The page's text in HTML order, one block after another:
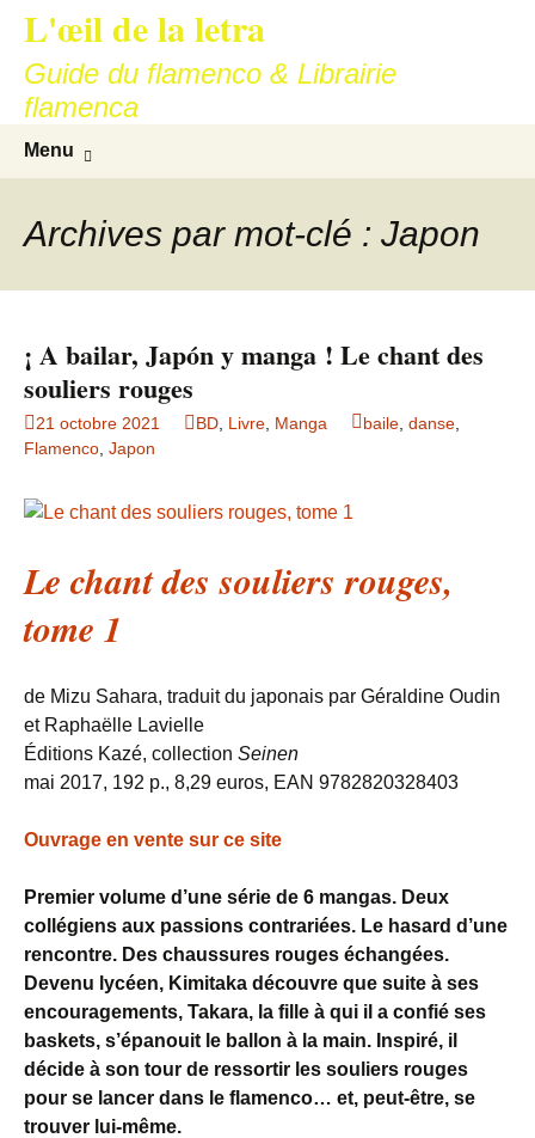
contenu
L'œil de la letra
Guide du flamenco & Librairie
flamenca
Menu
Archives par mot-clé : Japon
¡ A bailar, Japón y manga ! Le chant des
souliers rouges
21 octobre 2021 BD Livre Manga baile danse
Flamenco Japon
Le chant des souliers rouges,
tome 1
de Mizu Sahara, traduit du japonais par Géraldine Oudin
et Raphaëlle Lavielle
Éditions Kazé, collection Seinen
mai 2017, 192 p., 8,29 euros, EAN 9782820328403
Ouvrage en vente sur ce site
Premier volume d’une série de 6 mangas. Deux
collégiens aux passions contrariées. Le hasard d’une
rencontre. Des chaussures rouges échangées.
Devenu lycéen, Kimitaka découvre que suite à ses
encouragements, Takara, la fille à qui il a confié ses
baskets, s’épanouit le ballon à la main. Inspiré, il
décide à son tour de ressortir les souliers rouges
pour se lancer dans le flamenco… et, peut-être, se
trouver lui-même.